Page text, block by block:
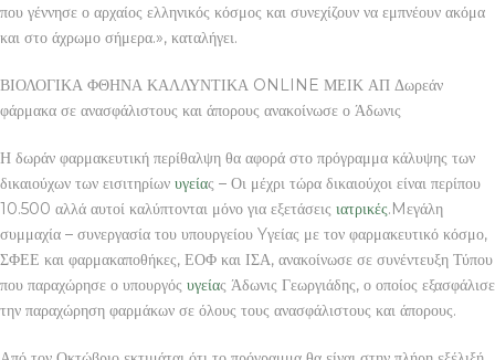
που γέννησε ο αρχαίος ελληνικός κόσμος και συνεχίζουν να εμπνέουν ακόμα
και στο άχρωμο σήμερα.», καταλήγει.
ΒΙΟΛΟΓΙΚΑ ΦΘΗΝΑ ΚΑΛΛΥΝΤΙΚΑ ONLINE ΜΕΙΚ ΑΠ Δωρεάν
φάρμακα σε ανασφάλιστους και άπορους ανακοίνωσε ο Άδωνις
Η δωράν φαρμακευτική περίθαλψη θα αφορά στο πρόγραμμα κάλυψης των
δικαιούχων των εισιτηρίων υγείας – Οι μέχρι τώρα δικαιούχοι είναι περίπου
10.500 αλλά αυτοί καλύπτονται μόνο για εξετάσεις ιατρικές.Mεγάλη
συμμαχία – συνεργασία του υπουργείου Yγείας με τον φαρμακευτικό κόσμο,
ΣΦΕΕ και φαρμακαποθήκες, ΕΟΦ και ΙΣΑ, ανακοίνωσε σε συνέντευξη Τύπου
που παραχώρησε ο υπουργός υγείας Άδωνις Γεωργιάδης, ο οποίος εξασφάλισε
την παραχώρηση φαρμάκων σε όλους τους ανασφάλιστους και άπορους.